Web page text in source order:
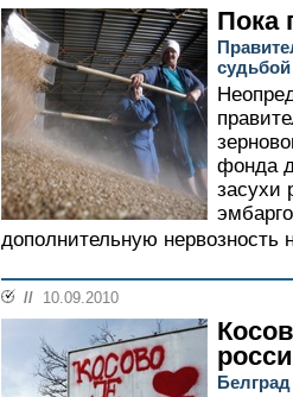
Пока
фонда
засухи
дополнительную нервозность
// 10.09.2010